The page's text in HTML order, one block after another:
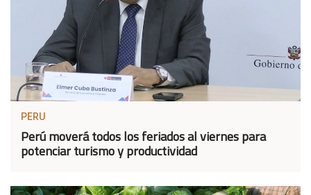
PERU
Perú moverá todos los feriados al viernes para
potenciar turismo y productividad